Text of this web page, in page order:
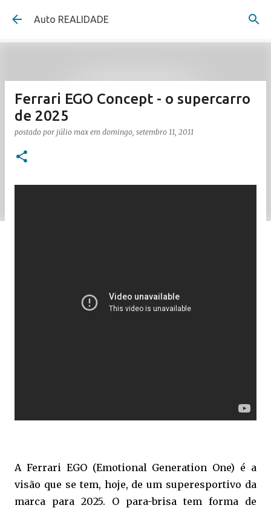
Pular para o conteúdo principal
Auto REALIDADE
Ferrari EGO Concept - o supercarro
de 2025
postado por júlio max em domingo, setembro 11, 2011
A Ferrari EGO (Emotional Generation One) é a
visão que se tem, hoje, de um superesportivo da
marca para 2025. O para-brisa tem forma de